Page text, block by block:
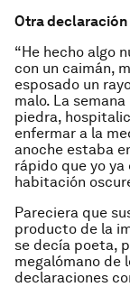
Otra
“He hecho algo
con un caimán,
esposado un
malo. La
piedra,
enfermar a la
anoche estaba
rápido que yo
habitación
Pareciera que
producto de la
se decía poeta,
megalómano de
declaraciones